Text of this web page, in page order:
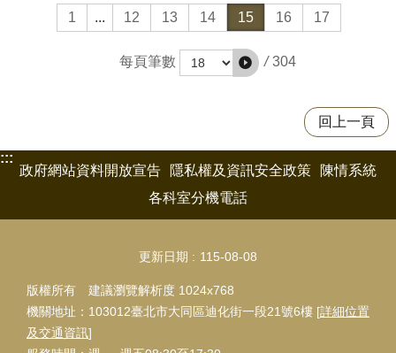
1 ... 12 13 14 15 16 17
每頁筆數 / 304
回上一頁
:::
政府網站資料開放宣告
隱私權及資訊安全政策
陳情系統
各科室分機電話
更新日期 115-08-08
版權所有 建議瀏覽解析度 1024x768
機關地址：103012臺北市大同區迪化街一段21號6樓 [詳細位置
及交通資訊]